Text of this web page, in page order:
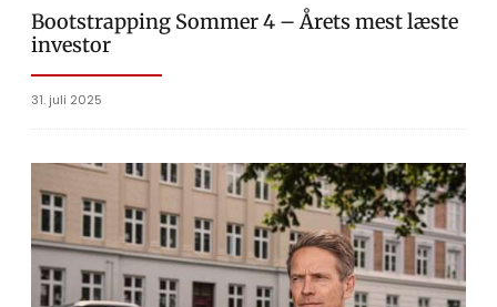
Bootstrapping Sommer 4 – Årets mest læste
investor
31. juli 2025